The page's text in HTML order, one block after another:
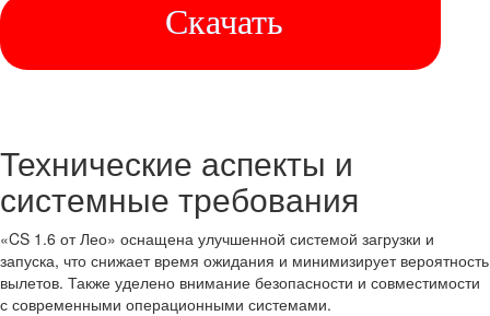
Скачать
Технические аспекты и
системные требования
«CS 1.6 от Лео» оснащена улучшенной системой загрузки и
запуска, что снижает время ожидания и минимизирует вероятность
вылетов. Также уделено внимание безопасности и совместимости
с современными операционными системами.